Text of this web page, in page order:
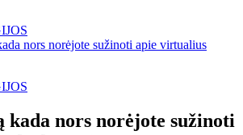
nors norėjote sužinoti apie virtualius
kada nors norėjote sužinoti